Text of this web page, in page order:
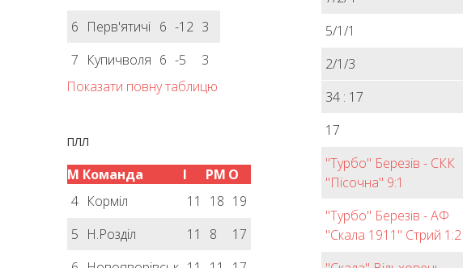
6 Перв'ятичі 6 -12 3
7 Купичволя 6 -5
3
Показати повну таблицю
ПЛЛ
М Команда І РМ О
4 Корміл 11 18 19
5 Н.Розділ 11 8
17
5/1/1
2/1/3
34 : 17
17
"Турбо" Березів - СКК
"Пісочна" 9:1
"Турбо" Березів - АФ
"Скала 1911" Стрий 1:2